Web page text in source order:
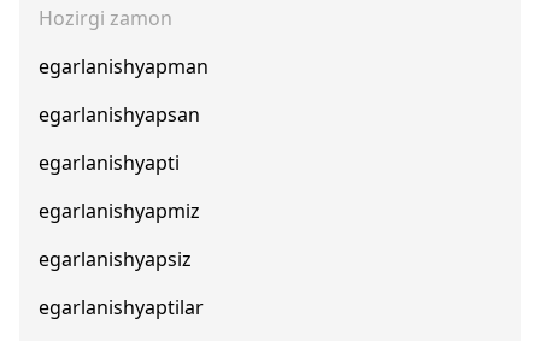
Hozirgi zamon
egarlanishyapman
egarlanishyapsan
egarlanishyapti
egarlanishyapmiz
egarlanishyapsiz
egarlanishyaptilar